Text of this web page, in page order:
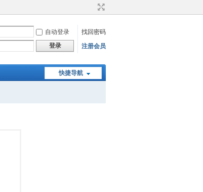
自动登录
找回密码
登录 注册会员
快捷导航